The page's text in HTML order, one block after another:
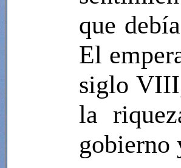
que
El
siglo
la
gobierno